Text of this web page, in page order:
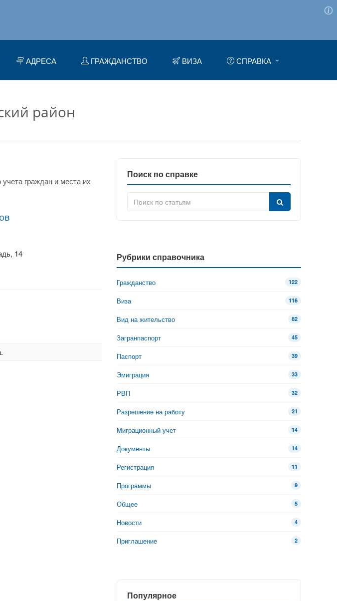
АДРЕСА ГРАЖДАНСТВО ВИЗА СПРАВКА
район
граждан и места их
14
Поиск по справке
Рубрики справочника
Гражданство 122
Виза 116
Вид на жительство 82
Загранпаспорт 45
Паспорт 39
Эмиграция 33
РВП 32
Разрешение на работу 21
Миграционный учет 14
Документы 14
Регистрация 11
Программы 9
Общее 5
Новости 4
Приглашение 2
Популярное